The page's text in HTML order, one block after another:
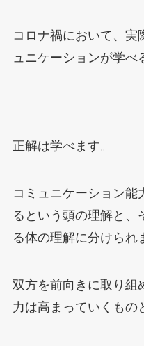
コロナ禍において、実
ュニケーションが学べ
正解は学べます。
コミュニケーション能
るという頭の理解と、
る体の理解に分けられ
双方を前向きに取り組
力は高まっていくもの